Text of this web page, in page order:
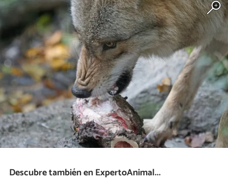
Descubre también en ExpertoAnimal...